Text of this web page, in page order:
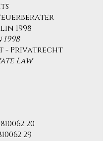
1998
- Privatrecht
Law
20
29